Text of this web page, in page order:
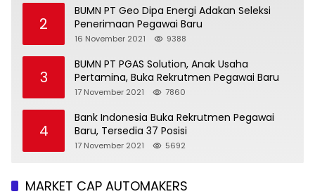
2
BUMN PT Geo Dipa Energi Adakan Seleksi
Penerimaan Pegawai Baru
16 November 2021 9388
3
BUMN PT PGAS Solution, Anak Usaha
Pertamina, Buka Rekrutmen Pegawai Baru
17 November 2021 7860
4
Bank Indonesia Buka Rekrutmen Pegawai
Baru, Tersedia 37 Posisi
17 November 2021 5692
MARKET CAP AUTOMAKERS